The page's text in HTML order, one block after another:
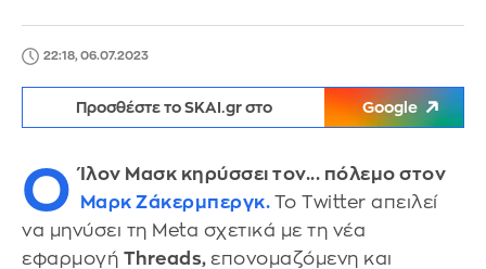
22:18, 06.07.2023
Προσθέστε το SKAI.gr στο Google
Ο Ίλον Μασκ κηρύσσει τον... πόλεμο στον
Μαρκ Ζάκερμπεργκ. To Τwitter απειλεί
να μηνύσει τη Meta σχετικά με τη νέα
εφαρμογή Threads, επονομαζόμενη και